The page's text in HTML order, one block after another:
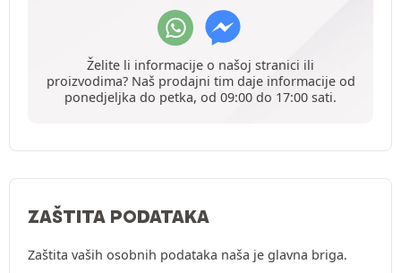
Želite li informacije o našoj stranici ili
proizvodima? Naš prodajni tim daje informacije od
ponedjeljka do petka, od 09:00 do 17:00 sati.
ZAŠTITA PODATAKA
Zaštita vaših osobnih podataka naša je glavna briga.